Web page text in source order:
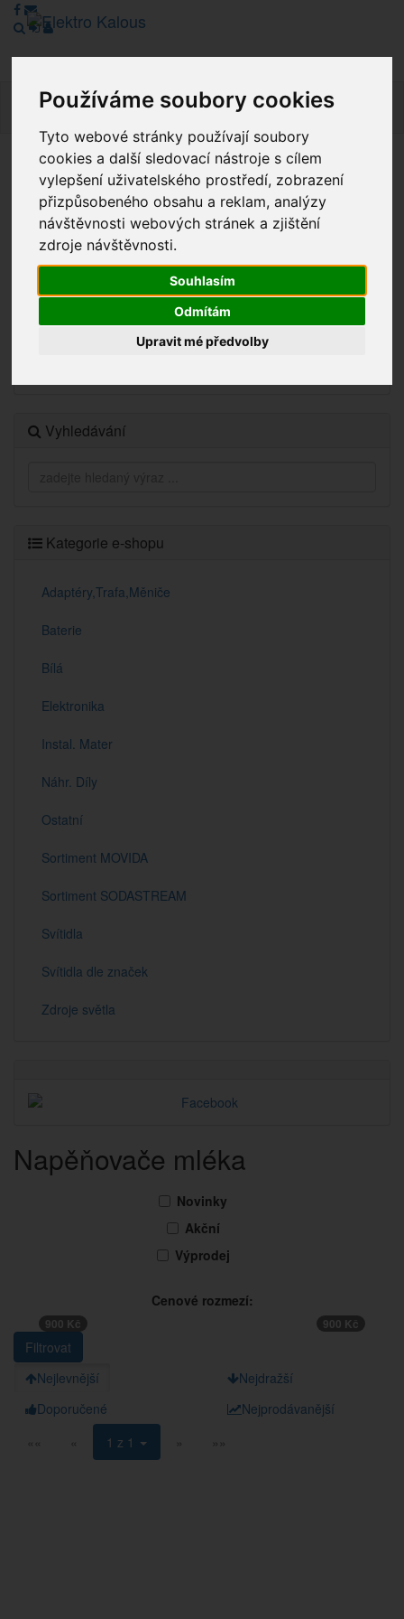
Používáme soubory cookies
Tyto webové stránky používají soubory
cookies a další sledovací nástroje s cílem
vylepšení uživatelského prostředí, zobrazení
přizpůsobeného obsahu a reklam, analýzy
návštěvnosti webových stránek a zjištění
zdroje návštěvnosti.
Souhlasím
Odmítám
Upravit mé předvolby
Vážení zákazníci, v tuto chvíli je Náš internetový obchod v
režimu Katalogu. Objednávky on-line nyní nelze vyřídit.
Děkujeme za pochopení.
Novinky
Vyhledávání
Kategorie e-shopu
Adaptéry,Trafa,Měniče
Baterie
Bílá
Elektronika
Instal. Mater
Náhr. Díly
Ostatní
Sortiment MOVIDA
Sortiment SODASTREAM
Svítidla
Svítidla dle značek
Zdroje světla
Napěňovače mléka
Novinky
Akční
Výprodej
Cenové rozmezí:
900 Kč 900 Kč
Nejlevnější
Nejdražší
Doporučené
Nejprodávanější
««
« 1 z 1 » »»